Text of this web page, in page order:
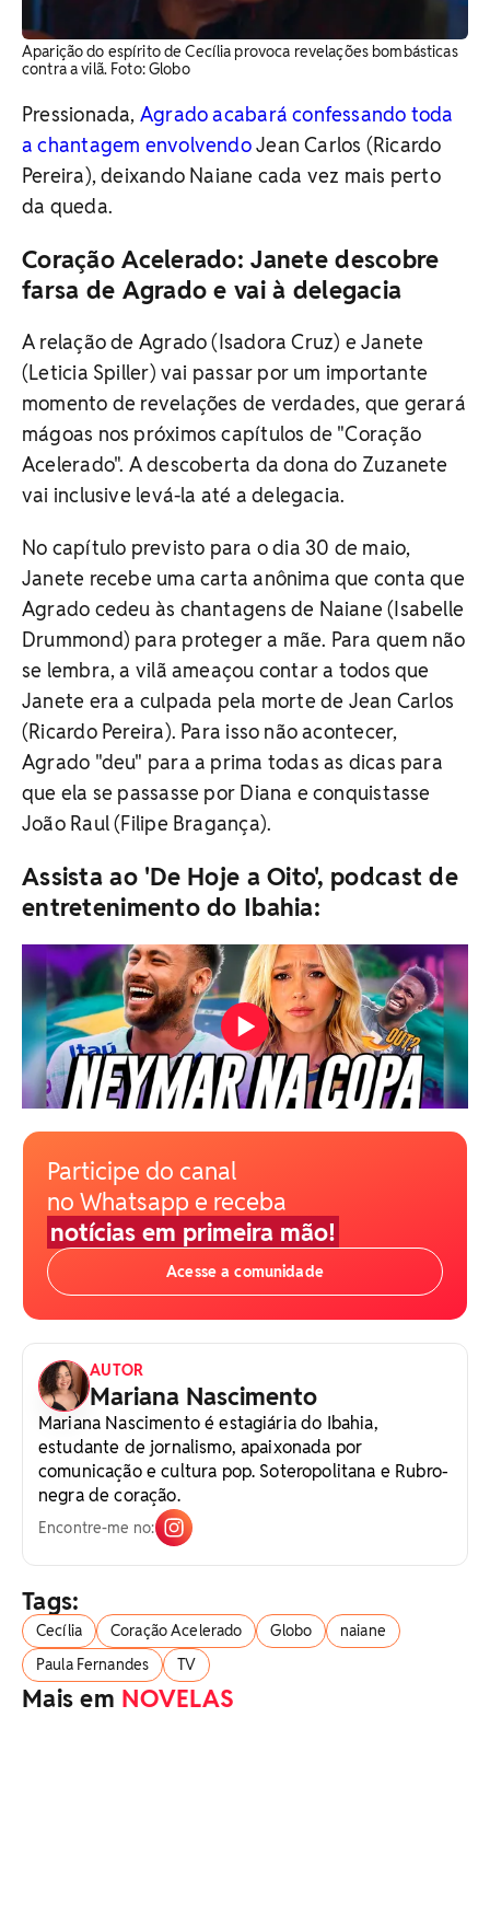
Aparição do espírito de Cecília provoca revelações bombásticas
contra a vilã. Foto: Globo
Pressionada, Agrado acabará confessando toda
a chantagem envolvendoJean Carlos (Ricardo
Pereira), deixando Naiane cada vez mais perto
da queda.
Coração Acelerado: Janete descobre
farsa de Agrado e vai à delegacia
A relação de Agrado (Isadora Cruz) e Janete
(Leticia Spiller) vai passar por um importante
momento de revelações de verdades, que gerará
mágoas nos próximos capítulos de "Coração
Acelerado". A descoberta da dona do Zuzanete
vai inclusive levá-la até a delegacia.
No capítulo previsto para o dia 30 de maio,
Janete recebe uma carta anônima que conta que
Agrado cedeu às chantagens de Naiane (Isabelle
Drummond) para proteger a mãe. Para quem não
se lembra, a vilã ameaçou contar a todos que
Janete era a culpada pela morte de Jean Carlos
(Ricardo Pereira). Para isso não acontecer,
Agrado "deu" para a prima todas as dicas para
que ela se passasse por Diana e conquistasse
João Raul (Filipe Bragança).
Assista ao 'De Hoje a Oito', podcast de
entretenimento do Ibahia:
Participe do canal
no Whatsapp e receba
notícias em primeira mão!
Acesse a comunidade
AUTOR
Mariana Nascimento
Mariana Nascimento é estagiária do Ibahia,
estudante de jornalismo, apaixonada por
comunicação e cultura pop. Soteropolitana e Rubro-
negra de coração.
Encontre-me no:
Tags:
Cecília Coração Acelerado Globo
naiane
Paula Fernandes
TV
Mais em NOVELAS